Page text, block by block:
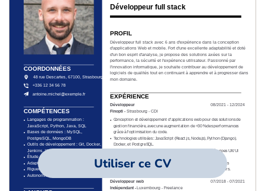
Utiliser ce CV